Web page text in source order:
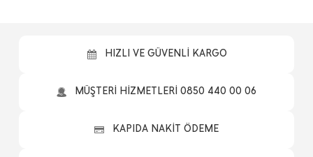
HIZLI VE GÜVENLİ KARGO
MÜŞTERİ HİZMETLERİ 0850 440 00 06
KAPIDA NAKİT ÖDEME